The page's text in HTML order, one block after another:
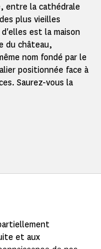
entre la cathédrale
plus vieilles
est la maison
du château,
nom fondé par le
positionnée face à
Saurez-vous la
et aux